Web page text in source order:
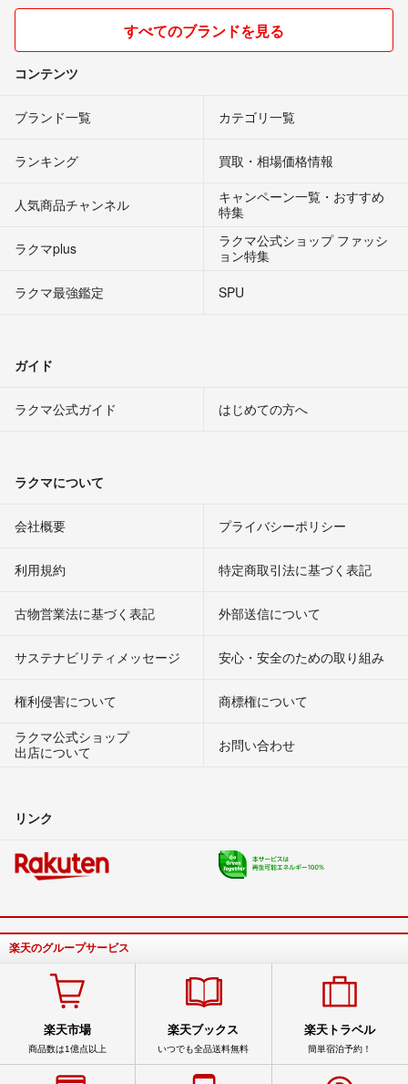
すべてのブランドを見る
コンテンツ
ブランド一覧 カテゴリ一覧
ランキング 買取・相場価格情報
人気商品チャンネル
キャンペーン一覧・おすすめ
特集
ラクマplus
ラクマ公式ショップ ファッシ
ョン特集
ラクマ最強鑑定
SPU
ガイド
ラクマ公式ガイド はじめての方へ
ラクマについて
会社概要 プライバシーポリシー
利用規約 特定商取引法に基づく表記
古物営業法に基づく表記 外部送信について
サステナビリティメッセージ 安心・安全のための取り組み
権利侵害について
商標権について
ラクマ公式ショップ
出店について
お問い合わせ
リンク
楽天のグループサービス
楽天市場
商品数は1億点以上
楽天ブックス
いつでも全品送料無料
楽天トラベル
簡単宿泊予約！